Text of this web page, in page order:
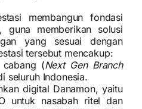
membangun fondasi
guna memberikan solusi
yang sesuai dengan
tersebut mencakup:
cabang (Next Gen Branch
seluruh Indonesia.
digital Danamon, yaitu
untuk nasabah ritel dan